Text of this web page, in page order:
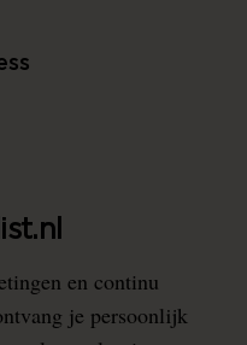
en continu
je persoonlijk